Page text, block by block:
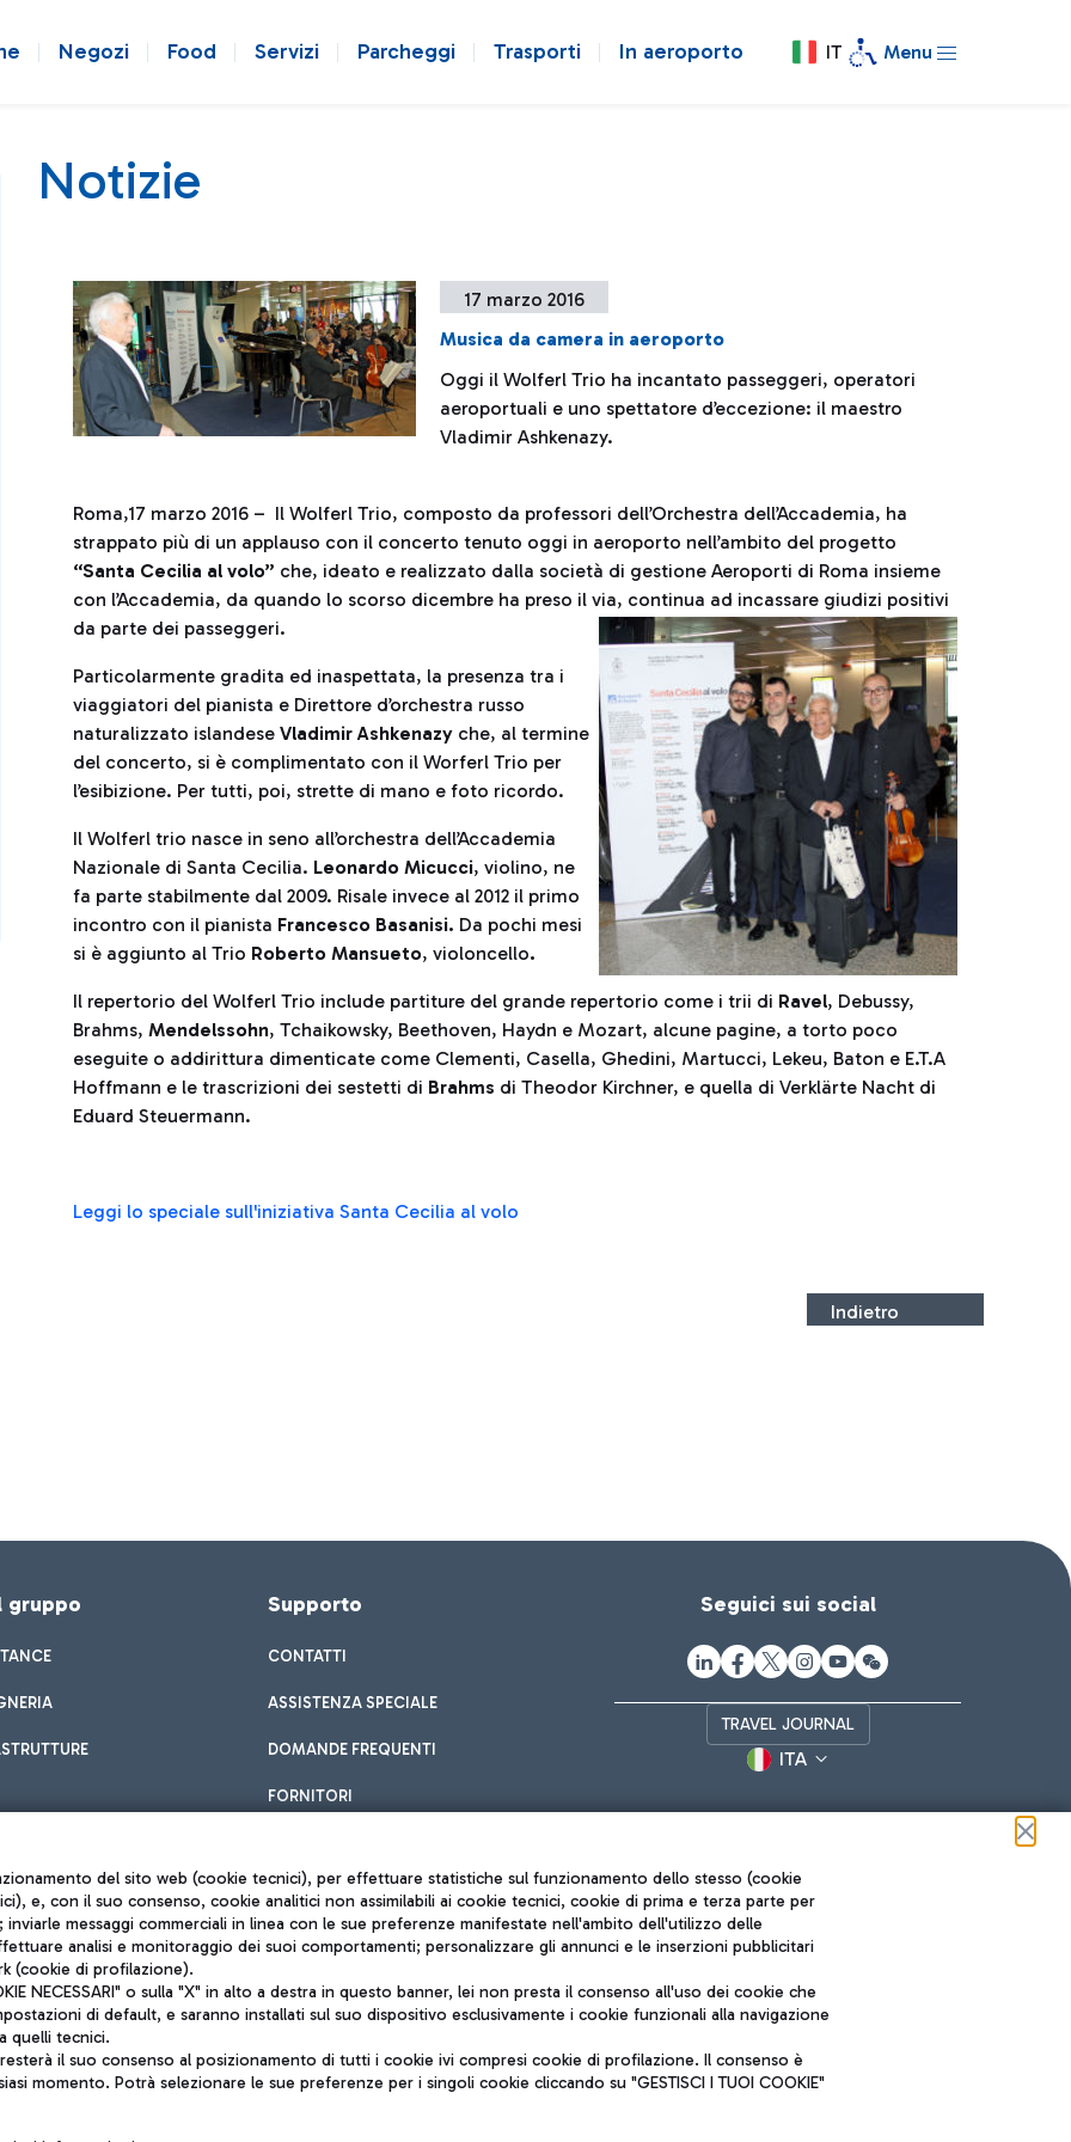
Negozi Food Servizi Parcheggi Trasporti In aeroporto IT Menu
Notizie
17 marzo 2016
Musica da camera in aeroporto
Oggi il Wolferl Trio ha incantato passeggeri, operatori
aeroportuali e uno spettatore d’eccezione: il maestro
Vladimir Ashkenazy.
Roma,17 marzo 2016 – Il Wolferl Trio, composto da professori dell’Orchestra dell’Accademia, ha
strappato più di un applauso con il concerto tenuto oggi in aeroporto nell’ambito del progetto
“Santa Cecilia al volo” che, ideato e realizzato dalla società di gestione Aeroporti di Roma insieme
con l’Accademia, da quando lo scorso dicembre ha preso il via, continua ad incassare giudizi positivi
da parte dei passeggeri.
Particolarmente gradita ed inaspettata, la presenza tra i
viaggiatori del pianista e Direttore d’orchestra russo
naturalizzato islandese Vladimir Ashkenazy che, al termine
del concerto, si è complimentato con il Worferl Trio per
l’esibizione. Per tutti, poi, strette di mano e foto ricordo.
Il Wolferl trio nasce in seno all’orchestra dell’Accademia
Nazionale di Santa Cecilia. Leonardo Micucci, violino, ne
fa parte stabilmente dal 2009. Risale invece al 2012 il primo
incontro con il pianista Francesco Basanisi. Da pochi mesi
si è aggiunto al Trio Roberto Mansueto, violoncello.
Il repertorio del Wolferl Trio include partiture del grande repertorio come i trii di Ravel, Debussy,
Brahms, Mendelssohn, Tchaikowsky, Beethoven, Haydn e Mozart, alcune pagine, a torto poco
eseguite o addirittura dimenticate come Clementi, Casella, Ghedini, Martucci, Lekeu, Baton e E.T.A
Hoffmann e le trascrizioni dei sestetti di Brahms di Theodor Kirchner, e quella di Verklärte Nacht di
Eduard Steuermann.
Leggi lo speciale sull'iniziativa Santa Cecilia al volo
Indietro
gruppo Supporto
CONTATTI
ASSISTENZA SPECIALE
DOMANDE FREQUENTI
FORNITORI
Seguici sui social
TRAVEL JOURNAL
ITA
di Mundys S.p.A.
06 65951
Note legali
Mappa sito
Accessibilità
Roma FCO
L'aeroporto stellato
QUALITÀ SOSTENIBILITÀ INNOVAZIONE
del sito web (cookie tecnici), per effettuare statistiche sul funzionamento dello stesso (cookie
e, con il suo consenso, cookie analitici non assimilabili ai cookie tecnici, cookie di prima e terza parte per
messaggi commerciali in linea con le sue preferenze manifestate nell'ambito dell'utilizzo delle
analisi e monitoraggio dei suoi comportamenti; personalizzare gli annunci e le inserzioni pubblicitari
(cookie di profilazione).
NECESSARI" o sulla "X" in alto a destra in questo banner, lei non presta il consenso all'uso dei cookie che
di default, e saranno installati sul suo dispositivo esclusivamente i cookie funzionali alla navigazione
quelli tecnici.
presterà il suo consenso al posizionamento di tutti i cookie ivi compresi cookie di profilazione. Il consenso è
momento. Potrà selezionare le sue preferenze per i singoli cookie cliccando su "GESTISCI I TUOI COOKIE"